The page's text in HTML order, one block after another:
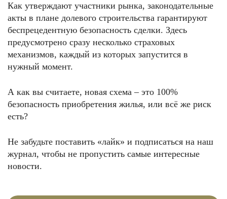
Как утверждают участники рынка, законодательные
акты в плане долевого строительства гарантируют
беспрецедентную безопасность сделки. Здесь
предусмотрено сразу несколько страховых
механизмов, каждый из которых запустится в
нужный момент.
А как вы считаете, новая схема – это 100%
безопасность приобретения жилья, или всё же риск
есть?
Не забудьте поставить «лайк» и подписаться на наш
журнал, чтобы не пропустить самые интересные
новости.